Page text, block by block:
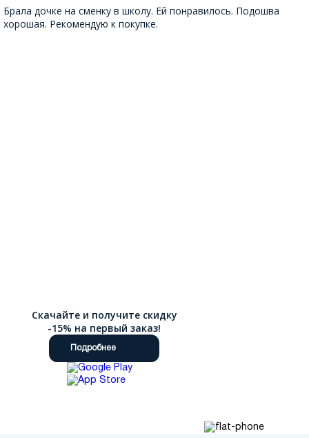
Брала дочке на сменку в школу. Ей понравилось. Подошва
хорошая. Рекомендую к покупке.
Скачайте и получите скидку
-15% на первый заказ!
Подробнее